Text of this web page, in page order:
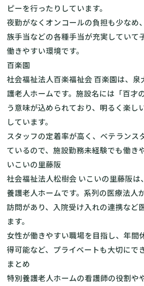
ピーを行ったりしています。
夜勤がなくオンコールの負担も少なめ
族手当などの各種手当が充実していて
働きやすい環境です。
百楽園
社会福祉法人百楽福祉会 百楽園は、泉
護老人ホームです。施設名には「百才
う意味が込められており、明るく楽し
しています。
スタッフの定着率が高く、ベテランス
ているので、施設勤務未経験でも働き
いこいの里藤阪
社会福祉法人松樹会 いこいの里藤阪は
養護老人ホームです。系列の医療法人
訪問があり、入院受け入れの連携など
ます。
女性が働きやすい職場を目指し、年間
得可能など、プライベートも大切にで
まとめ
特別養護老人ホームの看護師の役割や